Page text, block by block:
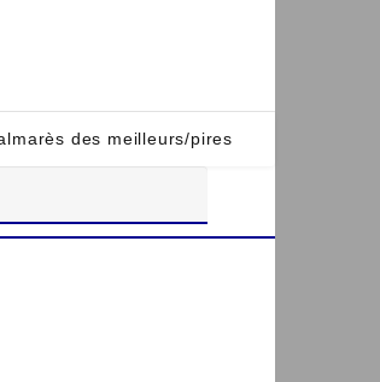
des meilleurs/pires